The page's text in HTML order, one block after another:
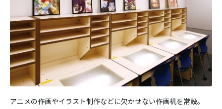
アニメの作画やイラスト制作などに欠かせない作画机を常設。